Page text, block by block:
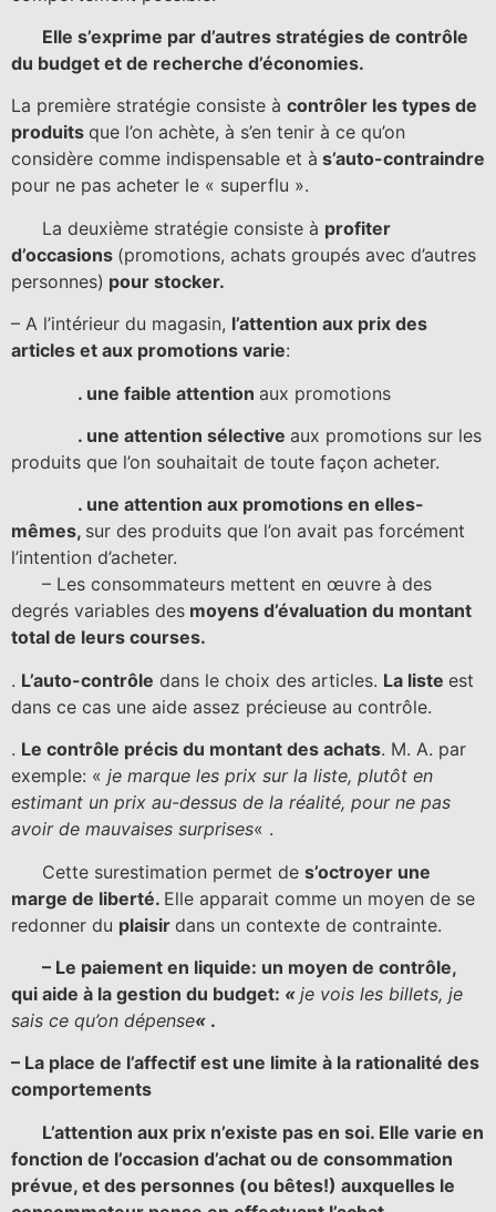
Elle s’exprime par d’autres stratégies de contrôle
du budget et de recherche d’économies.
La première stratégie consiste à contrôler les types de
produits que l’on achète, à s’en tenir à ce qu’on
considère comme indispensable et à s’auto-contraindre
pour ne pas acheter le « superflu ».
La deuxième stratégie consiste à profiter
d’occasions (promotions, achats groupés avec d’autres
personnes) pour stocker.
– A l’intérieur du magasin, l’attention aux prix des
articles et aux promotions varie:
. une faible attention aux promotions
. une attention sélective aux promotions sur les
produits que l’on souhaitait de toute façon acheter.
. une attention aux promotions en elles-
mêmes, sur des produits que l’on avait pas forcément
l’intention d’acheter.
– Les consommateurs mettent en œuvre à des
degrés variables des moyens d’évaluation du montant
total de leurs courses.
. L’auto-contrôle dans le choix des articles. La liste est
dans ce cas une aide assez précieuse au contrôle.
. Le contrôle précis du montant des achats. M. A. par
exemple: « je marque les prix sur la liste, plutôt en
estimant un prix au-dessus de la réalité, pour ne pas
avoir de mauvaises surprises« .
Cette surestimation permet de s’octroyer une
marge de liberté. Elle apparait comme un moyen de se
redonner du plaisir dans un contexte de contrainte.
– Le paiement en liquide: un moyen de contrôle,
qui aide à la gestion du budget: « je vois les billets, je
sais ce qu’on dépense« .
– La place de l’affectif est une limite à la rationalité des
comportements
L’attention aux prix n’existe pas en soi. Elle varie en
fonction de l’occasion d’achat ou de consommation
prévue, et des personnes (ou bêtes!) auxquelles le